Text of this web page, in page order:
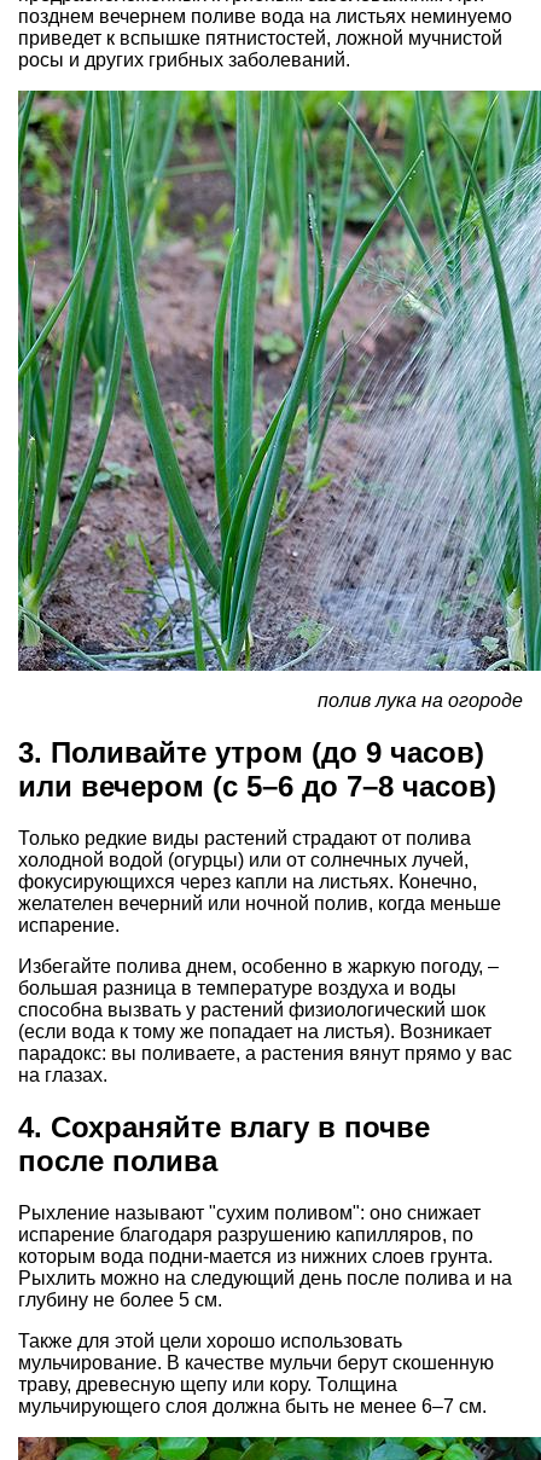
позднем вечернем поливе вода на листьях неминуемо
приведет к вспышке пятнистостей, ложной мучнистой
росы и других грибных заболеваний.
полив лука на огороде
3. Поливайте утром (до 9 часов)
или вечером (с 5–6 до 7–8 часов)
Только редкие виды растений страдают от полива
холодной водой (огурцы) или от солнечных лучей,
фокусирующихся через капли на листьях. Конечно,
желателен вечерний или ночной полив, когда меньше
испарение.
Избегайте полива днем, особенно в жаркую погоду, –
большая разница в температуре воздуха и воды
способна вызвать у растений физиологический шок
(если вода к тому же попадает на листья). Возникает
парадокс: вы поливаете, а растения вянут прямо у вас
на глазах.
4. Сохраняйте влагу в почве
после полива
Рыхление называют "сухим поливом": оно снижает
испарение благодаря разрушению капилляров, по
которым вода подни-мается из нижних слоев грунта.
Рыхлить можно на следующий день после полива и на
глубину не более 5 см.
Также для этой цели хорошо использовать
мульчирование. В качестве мульчи берут скошенную
траву, древесную щепу или кору. Толщина
мульчирующего слоя должна быть не менее 6–7 см.